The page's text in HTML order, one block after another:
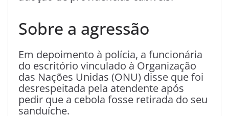
Sobre a agressão
Em depoimento à polícia, a funcionária
do escritório vinculado à Organização
das Nações Unidas (ONU) disse que foi
desrespeitada pela atendente após
pedir que a cebola fosse retirada do seu
sanduíche.